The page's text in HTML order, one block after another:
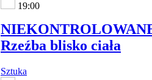
19:00
Rzeźba blisko ciała
Sztuka